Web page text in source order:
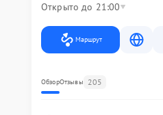
Открыто до 21:00
Маршрут
ОбзорОтзывы 205